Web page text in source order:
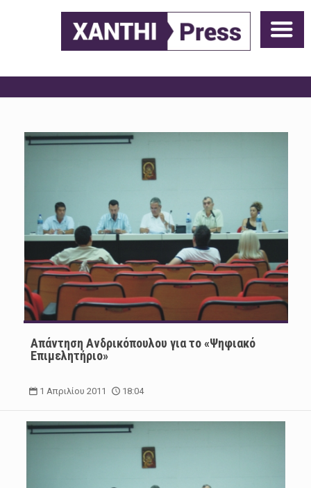
Απάντηση Ανδρικόπουλου για το «Ψηφιακό
Επιμελητήριο»
1 Απριλίου 2011 18:04